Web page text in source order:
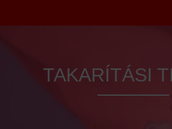
TAKARÍTÁSI